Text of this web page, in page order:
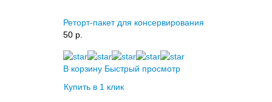
Реторт-пакет для консервирования
50 p.
В корзину Быстрый просмотр
Купить в 1 клик